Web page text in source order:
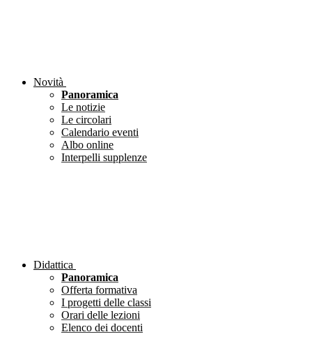
Novità
Panoramica
Le notizie
Le circolari
Calendario eventi
Albo online
Interpelli supplenze
Didattica
Panoramica
Offerta formativa
I progetti delle classi
Orari delle lezioni
Elenco dei docenti